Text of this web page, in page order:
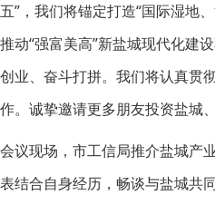
五”，我们将锚定打造“国际湿地
推动“强富美高”新盐城现代化建
创业、奋斗打拼。我们将认真贯
作。诚挚邀请更多朋友投资盐城
会议现场，市工信局推介盐城产
表结合自身经历，畅谈与盐城共